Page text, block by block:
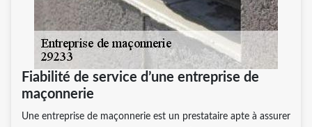
Fiabilité de service d’une entreprise de
maçonnerie
Une entreprise de maçonnerie est un prestataire apte à assurer